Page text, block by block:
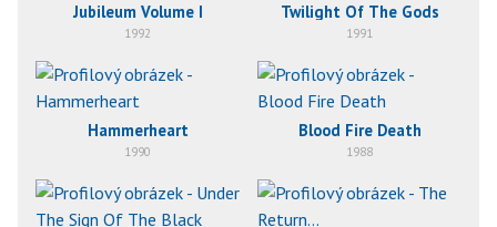
Jubileum Volume I
1992
Twilight Of The Gods
1991
Hammerheart
1990
Blood Fire Death
1988